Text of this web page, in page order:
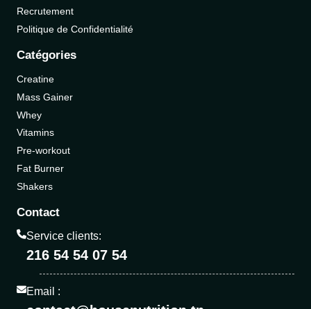
Recrutement
Politique de Confidentialité
Catégories
Creatine
Mass Gainer
Whey
Vitamins
Pre-workout
Fat Burner
Shakers
Contact
Service clients:
216 54 54 07 54
Email :